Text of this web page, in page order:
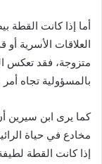
أما إذا كانت القطة
العلاقات الأسرية
متزوجة، فقد تعكس
بالمسؤولية تجاه
كما يرى ابن سيرين
مخادع في حياة
إذا كانت القطة